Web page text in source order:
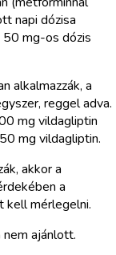
napi dózisa
mg-os dózis
alkalmazzák, a
reggel adva.
mg vildagliptin
mg vildagliptin.
akkor a
a
kell mérlegelni.
ajánlott.